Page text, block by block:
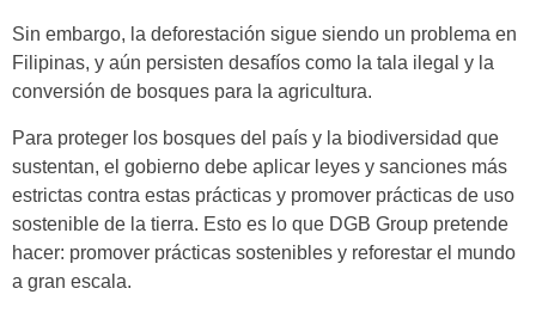
Sin embargo, la deforestación sigue siendo un problema en
Filipinas, y aún persisten desafíos como la tala ilegal y la
conversión de bosques para la agricultura.
Para proteger los bosques del país y la biodiversidad que
sustentan, el gobierno debe aplicar leyes y sanciones más
estrictas contra estas prácticas y promover prácticas de uso
sostenible de la tierra. Esto es lo que DGB Group pretende
hacer: promover prácticas sostenibles y reforestar el mundo
a gran escala.